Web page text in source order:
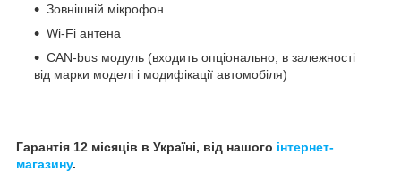
Зовнішній мікрофон
Wi-Fi антена
CAN-bus модуль (входить опціонально, в залежності
від марки моделі і модифікації автомобіля)
Гарантія 12 місяців в Україні, від нашого інтернет-
магазину.